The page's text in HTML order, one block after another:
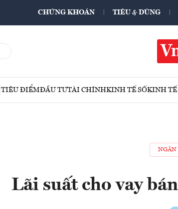
CHỨNG KHOÁN TIÊU & DÙNG
TIÊU ĐIỂMĐẦU TƯTÀI CHÍNHKINH TẾ SỐKINH
NGÂN
Lãi suất cho vay